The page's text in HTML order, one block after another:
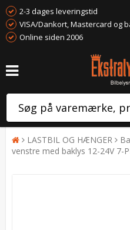
2-3 dages leveringstid
VISA/Dankort, Mastercard og
Online siden 2006
LASTBIL OG HÆNGER
venstre med baklys 12-24V 7-